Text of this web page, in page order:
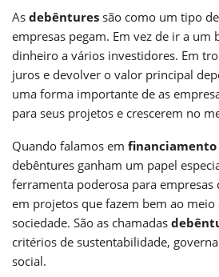
As debêntures são como um tipo
empresas pegam. Em vez de ir a um
dinheiro a vários investidores. Em
juros e devolver o valor principal
uma forma importante de as
para seus projetos e crescerem no
Quando falamos em
debêntures ganham um papel
ferramenta poderosa para
em projetos que fazem bem ao
sociedade. São as chamadas
critérios de sustentabilidade,
social.